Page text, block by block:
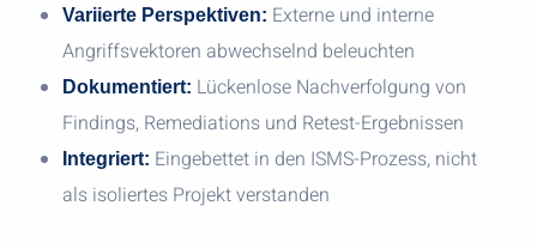
Variierte Perspektiven: Externe und interne
Angriffsvektoren abwechselnd beleuchten
Dokumentiert: Lückenlose Nachverfolgung von
Findings, Remediations und Retest-Ergebnissen
Integriert: Eingebettet in den ISMS-Prozess, nicht
als isoliertes Projekt verstanden